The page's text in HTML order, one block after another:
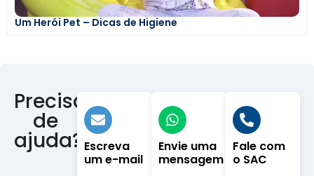
Um Herói Pet – Dicas de Higiene
Precisa
de
ajuda? Escreva
um e-mail
Envie uma
mensagem
Fale com
o SAC